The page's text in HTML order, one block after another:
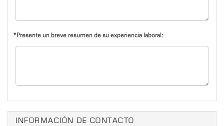
*Presente un breve resumen de su experiencia laboral:
INFORMACIÓN DE CONTACTO